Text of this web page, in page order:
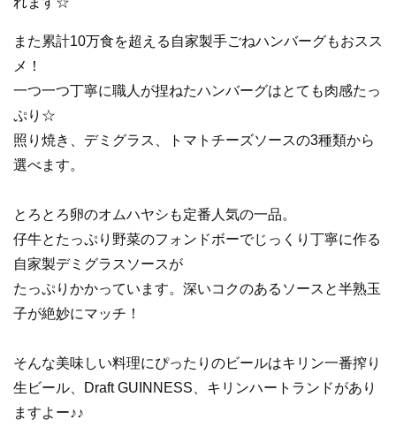
また累計10万食を超える 自家製手ごねハンバーグもおスス
メ！
一つ一つ丁寧に職人が捏ねたハンバーグはとても肉感たっ
ぷり☆
照り焼き、デミグラス、トマトチーズソースの3種類から
選べます。
とろとろ卵のオムハヤシ も定番人気の一品。
仔牛とたっぷり野菜のフォンドボーでじっくり 丁寧に作る
自家製デミグラスソースが
たっぷり かかっています。 深いコクのあるソースと半熟玉
子が絶妙にマッチ！
そんな美味しい料理にぴったりのビールはキリン一番搾り
生ビール、
Draft GUINNESS 、キリンハートランドがあり
ますよー♪♪